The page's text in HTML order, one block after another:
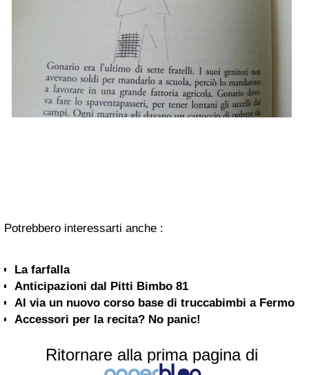
Potrebbero interessarti anche :
La farfalla
Anticipazioni dal Pitti Bimbo 81
Al via un nuovo corso base di truccabimbi a Fermo
Accessori per la recita? No panic!
Ritornare alla prima pagina di